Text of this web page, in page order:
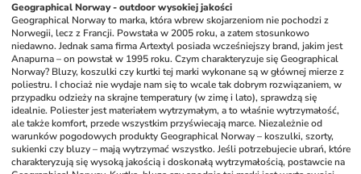
Geographical Norway - outdoor wysokiej jakości
Geographical Norway to marka, która wbrew skojarzeniom nie pochodzi z
Norwegii, lecz z Francji. Powstała w 2005 roku, a zatem stosunkowo
niedawno. Jednak sama firma Artextyl posiada wcześniejszy brand, jakim jest
Anapurna – on powstał w 1995 roku. Czym charakteryzuje się Geographical
Norway? Bluzy, koszulki czy kurtki tej marki wykonane są w głównej mierze z
poliestru. I chociaż nie wydaje nam się to wcale tak dobrym rozwiązaniem, w
przypadku odzieży na skrajne temperatury (w zimę i lato), sprawdzą się
idealnie. Poliester jest materiałem wytrzymałym, a to właśnie wytrzymałość,
ale także komfort, przede wszystkim przyświecają marce. Niezależnie od
warunków pogodowych produkty Geographical Norway – koszulki, szorty,
sukienki czy bluzy – mają wytrzymać wszystko. Jeśli potrzebujecie ubrań, które
charakteryzują się wysoką jakością i doskonałą wytrzymałością, postawcie na